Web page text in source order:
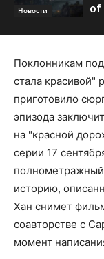
Новости
of
Поклонникам
стала красивой"
приготовило
эпизода
на "красной
серии 17
историю,
Хан снимет
соавторстве с
момент